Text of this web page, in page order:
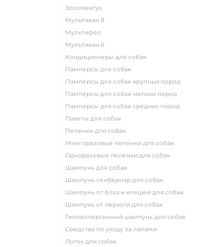
зоосмектус
мультикан 8
мультифел
мультикан 6
кондиционеры для собак
памперсы для собак
памперсы для собак крупных пород
памперсы для собак мелких пород
памперсы для собак средних пород
пакеты для собак
пеленки для собак
многоразовые пеленки для собак
одноразовые пеленки для собак
шампунь для собак
шампунь сенбернар для собак
шампунь от блох и клещей для собак
шампунь от перхоти для собак
гипоаллергенный шампунь для собак
средства по уходу за лапами
лоток для собак